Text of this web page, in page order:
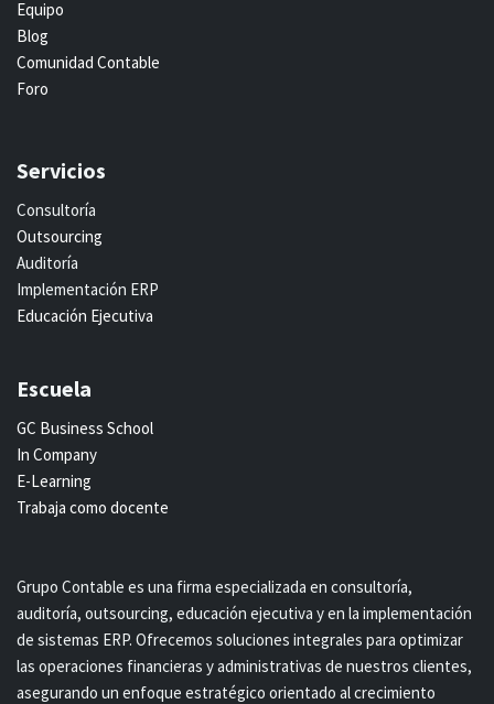
Equipo
Blog
Comunidad Contable
Foro
Servicios
Consultoría
Outsourcing
Auditoría
Implementación ERP
Educación Ejecutiva
Escuela
GC Business School
In Company
E-Learning
Trabaja como docente
Grupo Contable es una firma especializada en consultoría,
auditoría, outsourcing, educación ejecutiva y en la implementación
de sistemas ERP. Ofrecemos soluciones integrales para optimizar
las operaciones financieras y administrativas de nuestros clientes,
asegurando un enfoque estratégico orientado al crecimiento